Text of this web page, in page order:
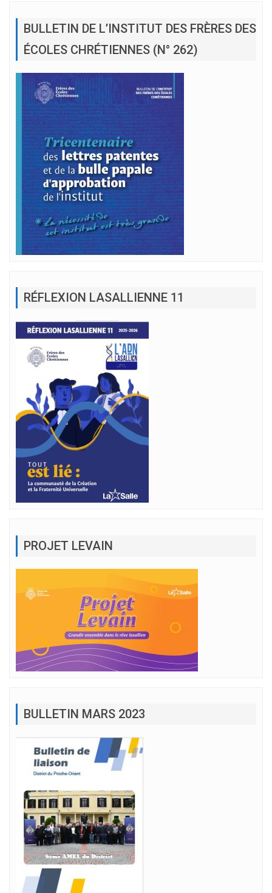
BULLETIN DE L’INSTITUT DES FRÈRES DES
ÉCOLES CHRÉTIENNES (N° 262)
RÉFLEXION LASALLIENNE 11
PROJET LEVAIN
BULLETIN MARS 2023